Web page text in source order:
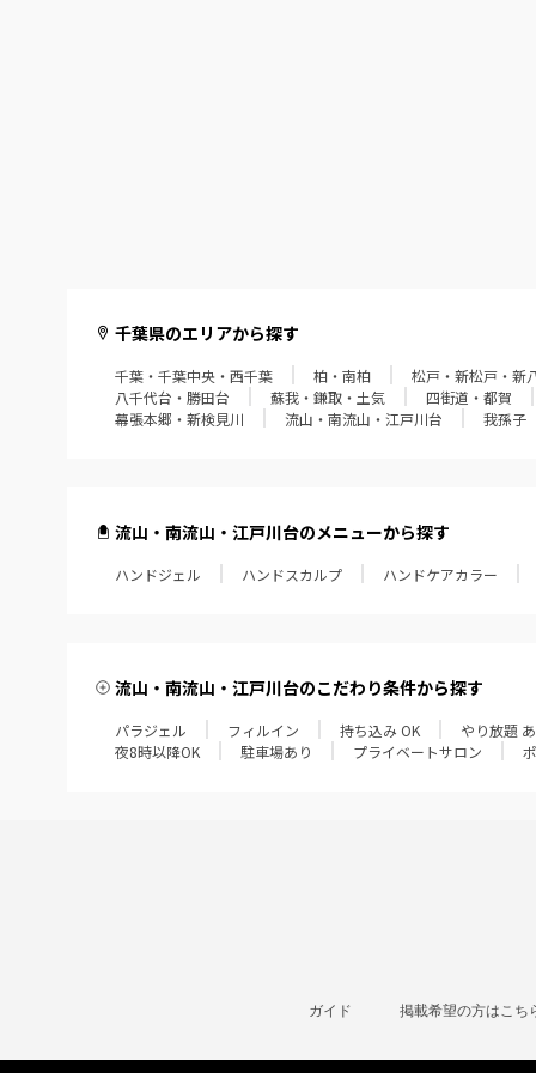
千葉県のエリアから探す
千葉・千葉中央・西千葉 柏・南柏 松戸・新松戸・新
八千代台・勝田台
蘇我・鎌取・土気 四街道・都賀
幕張本郷・新検見川
流山・南流山・江戸川台 我孫子
流山・南流山・江戸川台のメニューから探す
ハンドジェル ハンドスカルプ ハンドケアカラー
流山・南流山・江戸川台のこだわり条件から探す
パラジェル フィルイン 持ち込み OK やり放題
夜8時以降OK
駐車場あり プライベートサロン
ガイド 掲載希望の方はこち